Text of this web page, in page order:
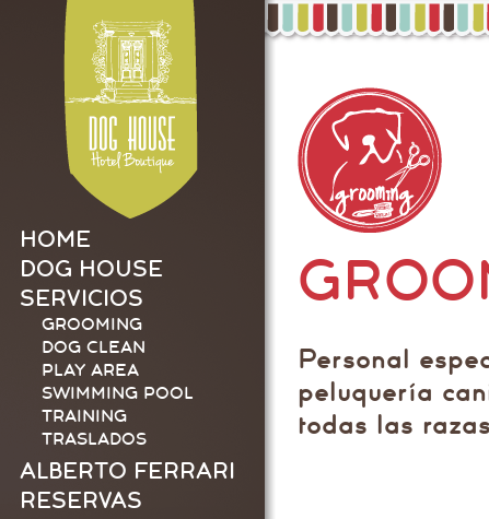
HOME
DOG HOUSE
SERVICIOS
GROOMING
DOG CLEAN
PLAY AREA
SWIMMING POOL
TRAINING
TRASLADOS
ALBERTO FERRARI
RESERVAS
Personal
peluquería
todas las